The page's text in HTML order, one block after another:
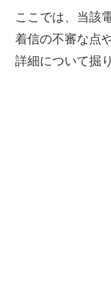
ここでは、当該
着信の不審な点
詳細について掘